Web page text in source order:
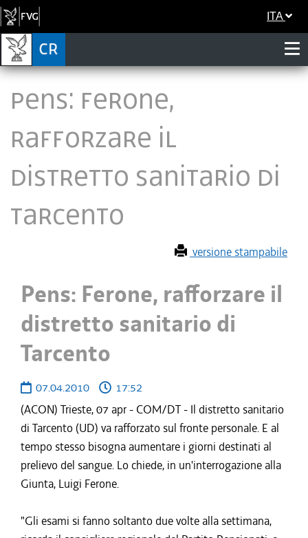
ITA
Pens: Ferone,
rafforzare il
distretto sanitario di
Tarcento
versione stampabile
Pens: Ferone, rafforzare il
distretto sanitario di
Tarcento
07.04.2010
17:52
(ACON) Trieste, 07 apr - COM/DT - Il distretto sanitario
di Tarcento (UD) va rafforzato sul fronte personale. E al
tempo stesso bisogna aumentare i giorni destinati al
prelievo del sangue. Lo chiede, in un'interrogazione alla
Giunta, Luigi Ferone.
"Gli esami si fanno soltanto due volte alla settimana,